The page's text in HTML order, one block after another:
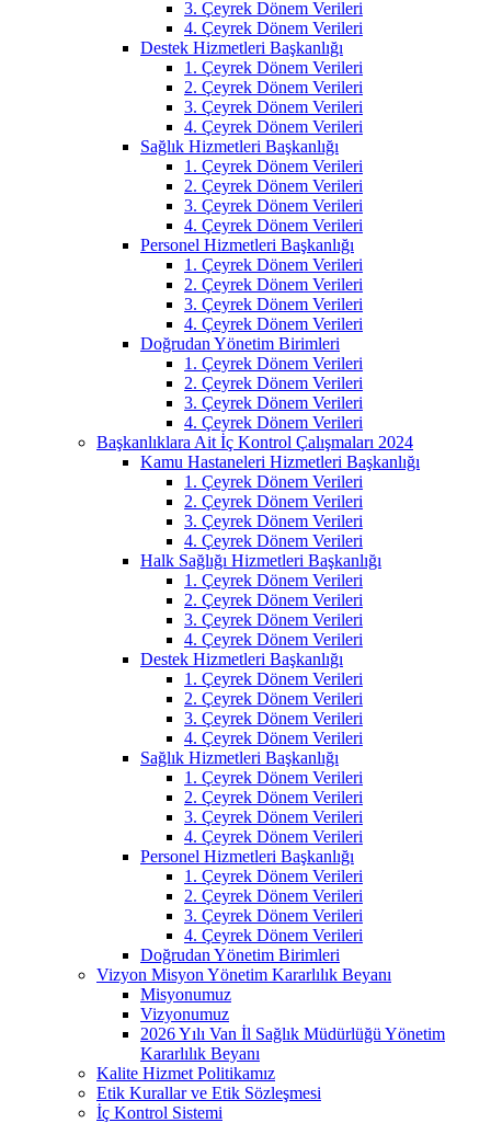
3. Çeyrek Dönem Verileri
4. Çeyrek Dönem Verileri
Destek Hizmetleri Başkanlığı
1. Çeyrek Dönem Verileri
2. Çeyrek Dönem Verileri
3. Çeyrek Dönem Verileri
4. Çeyrek Dönem Verileri
Sağlık Hizmetleri Başkanlığı
1. Çeyrek Dönem Verileri
2. Çeyrek Dönem Verileri
3. Çeyrek Dönem Verileri
4. Çeyrek Dönem Verileri
Personel Hizmetleri Başkanlığı
1. Çeyrek Dönem Verileri
2. Çeyrek Dönem Verileri
3. Çeyrek Dönem Verileri
4. Çeyrek Dönem Verileri
Doğrudan Yönetim Birimleri
1. Çeyrek Dönem Verileri
2. Çeyrek Dönem Verileri
3. Çeyrek Dönem Verileri
4. Çeyrek Dönem Verileri
Başkanlıklara Ait İç Kontrol Çalışmaları 2024
Kamu Hastaneleri Hizmetleri Başkanlığı
1. Çeyrek Dönem Verileri
2. Çeyrek Dönem Verileri
3. Çeyrek Dönem Verileri
4. Çeyrek Dönem Verileri
Halk Sağlığı Hizmetleri Başkanlığı
1. Çeyrek Dönem Verileri
2. Çeyrek Dönem Verileri
3. Çeyrek Dönem Verileri
4. Çeyrek Dönem Verileri
Destek Hizmetleri Başkanlığı
1. Çeyrek Dönem Verileri
2. Çeyrek Dönem Verileri
3. Çeyrek Dönem Verileri
4. Çeyrek Dönem Verileri
Sağlık Hizmetleri Başkanlığı
1. Çeyrek Dönem Verileri
2. Çeyrek Dönem Verileri
3. Çeyrek Dönem Verileri
4. Çeyrek Dönem Verileri
Personel Hizmetleri Başkanlığı
1. Çeyrek Dönem Verileri
2. Çeyrek Dönem Verileri
3. Çeyrek Dönem Verileri
4. Çeyrek Dönem Verileri
Doğrudan Yönetim Birimleri
Vizyon Misyon Yönetim Kararlılık Beyanı
Misyonumuz
Vizyonumuz
2026 Yılı Van İl Sağlık Müdürlüğü Yönetim
Kararlılık Beyanı
Kalite Hizmet Politikamız
Etik Kurallar ve Etik Sözleşmesi
İç Kontrol Sistemi